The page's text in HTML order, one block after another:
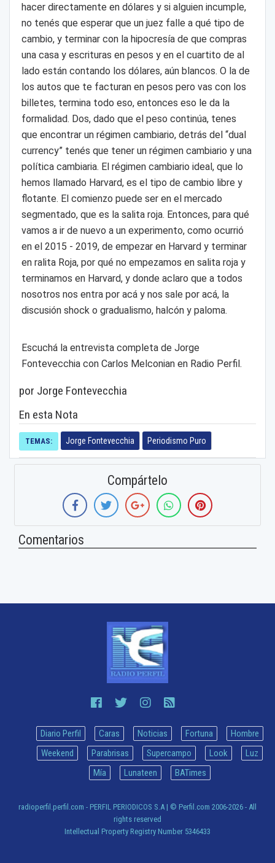
hacer directamente en dólares y si alguien incumple,
no tenés que esperar que un juez falle a qué tipo de
cambio, y terminar con la hipocresía de que compras
una casa y escrituras en pesos y en el cuartito de al
lado están contando los dólares, aún blancos. O la de
los autos que te facturan en pesos pero vas con los
billetes, termina todo eso, entonces eso le da la
formalidad. Dos, dado que el peso continúa, tenes
que encontrar un régimen cambiario, detrás del “dual
currency” tenés que tener un régimen cambiario y una
política cambiaria. El régimen cambiario ideal, que lo
hemos llamado Harvard, es el tipo de cambio libre y
flotante. El comienzo puede ser en el mercado
segmentado, que es la salita roja. Entonces, para qué
vamos a ir de nuevo a un experimento, como ocurrió
en el 2015 - 2019, de empezar en Harvard y terminar
en ralita Roja, por qué no empezamos en salita roja y
terminamos en Harvard, y donde aclaro que a todos
nosotros nos entra por acá y nos sale por acá, la
discusión shock o gradualismo, halcón y paloma.
Escuchá la entrevista completa de Jorge
Fontevecchia con Carlos Melconian en Radio Perfil.
por Jorge Fontevecchia
En esta Nota
TEMAS: Jorge Fontevecchia Periodismo Puro
Compártelo
Comentarios
Diario Perfil Caras Noticias Fortuna
Hombre
Weekend
Parabrisas Supercampo Look
Luz
Mía
Lunateen BATimes
radioperfil.perfil.com - PERFIL PERIODICOS S.A | © Perfil.com 2006-2026 - All
rights reserved
Intellectual Property Registry Number 5346433